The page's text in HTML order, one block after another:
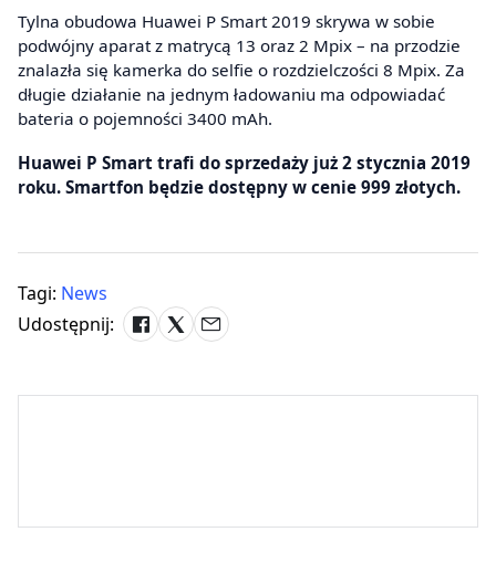
Tylna obudowa Huawei P Smart 2019 skrywa w sobie
podwójny aparat z matrycą 13 oraz 2 Mpix – na przodzie
znalazła się kamerka do selfie o rozdzielczości 8 Mpix. Za
długie działanie na jednym ładowaniu ma odpowiadać
bateria o pojemności 3400 mAh.
Huawei P Smart trafi do sprzedaży już 2 stycznia 2019
roku. Smartfon będzie dostępny w cenie 999 złotych.
Tagi: News
Udostępnij: